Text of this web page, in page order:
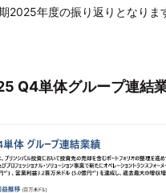
2025年度の振り返りとなりま
Q4単体グループ連結